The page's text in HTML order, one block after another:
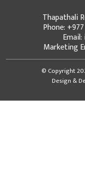
Thapathali
Phone:
Marketing
© Copyright
Design &